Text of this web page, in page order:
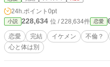
24h.ポイント 0pt
小説 228,634 位 / 228,634件 恋愛
恋愛 完結 イケメン 不倫？
心と体は別